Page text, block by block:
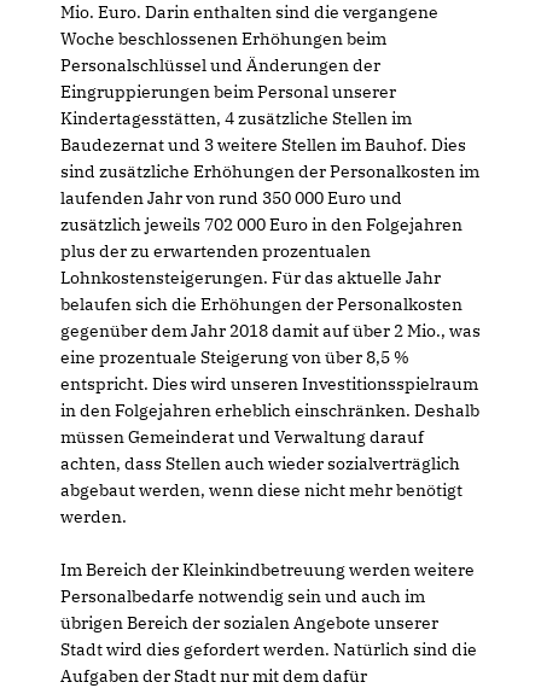
Mio. Euro. Darin enthalten sind die vergangene
Woche beschlossenen Erhöhungen beim
Personalschlüssel und Änderungen der
Eingruppierungen beim Personal unserer
Kindertagesstätten, 4 zusätzliche Stellen im
Baudezernat und 3 weitere Stellen im Bauhof. Dies
sind zusätzliche Erhöhungen der Personalkosten im
laufenden Jahr von rund 350 000 Euro und
zusätzlich jeweils 702 000 Euro in den Folgejahren
plus der zu erwartenden prozentualen
Lohnkostensteigerungen. Für das aktuelle Jahr
belaufen sich die Erhöhungen der Personalkosten
gegenüber dem Jahr 2018 damit auf über 2 Mio., was
eine prozentuale Steigerung von über 8,5 %
entspricht. Dies wird unseren Investitionsspielraum
in den Folgejahren erheblich einschränken. Deshalb
müssen Gemeinderat und Verwaltung darauf
achten, dass Stellen auch wieder sozialverträglich
abgebaut werden, wenn diese nicht mehr benötigt
werden.
Im Bereich der Kleinkindbetreuung werden weitere
Personalbedarfe notwendig sein und auch im
übrigen Bereich der sozialen Angebote unserer
Stadt wird dies gefordert werden. Natürlich sind die
Aufgaben der Stadt nur mit dem dafür